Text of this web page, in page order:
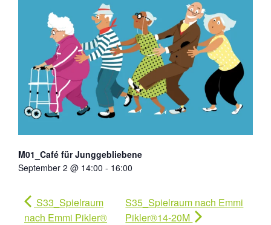
M01_Café für Junggebliebene
September 2 @ 14:00 - 16:00
S33_Spielraum
nach Emmi Pikler®
S35_Spielraum nach Emmi
Pikler®14-20M